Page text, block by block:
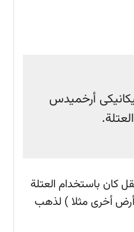
أرخميدس
كان باستخدام العتلة
أرض أخرى مثلا ) لذهب